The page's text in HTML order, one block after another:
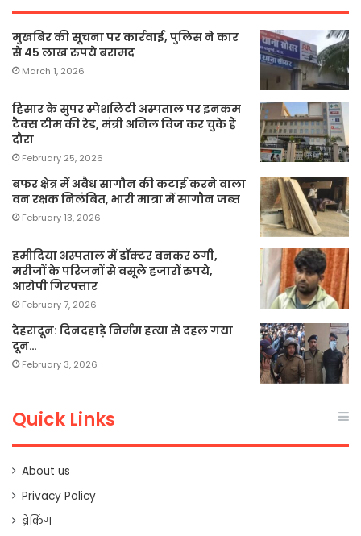
मुखबिर की सूचना पर कार्रवाई, पुलिस ने कार
से 45 लाख रुपये बरामद
March 1, 2026
हिसार के सुपर स्पेशलिटी अस्पताल पर इनकम
टैक्स टीम की रेड, मंत्री अनिल विज कर चुके हैं
दौरा
February 25, 2026
बफर क्षेत्र में अवैध सागौन की कटाई करने वाला
वन रक्षक निलंबित, भारी मात्रा में सागौन जब्त
February 13, 2026
हमीदिया अस्पताल में डॉक्टर बनकर ठगी,
मरीजों के परिजनों से वसूले हजारों रुपये,
आरोपी गिरफ्तार
February 7, 2026
देहरादून: दिनदहाड़े निर्मम हत्या से दहल गया
दून…
February 3, 2026
Quick Links
About us
Privacy Policy
ब्रेकिंग